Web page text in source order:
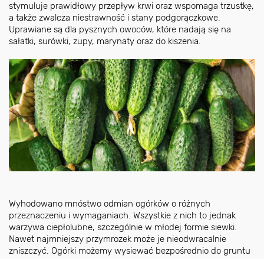
stymuluje prawidłowy przepływ krwi oraz wspomaga trzustkę,
a także zwalcza niestrawność i stany podgorączkowe.
Uprawiane są dla pysznych owoców, które nadają się na
sałatki, surówki, zupy, marynaty oraz do kiszenia.
Wyhodowano mnóstwo odmian ogórków o różnych
przeznaczeniu i wymaganiach. Wszystkie z nich to jednak
warzywa ciepłolubne, szczególnie w młodej formie siewki.
Nawet najmniejszy przymrozek może je nieodwracalnie
zniszczyć. Ogórki możemy wysiewać bezpośrednio do gruntu